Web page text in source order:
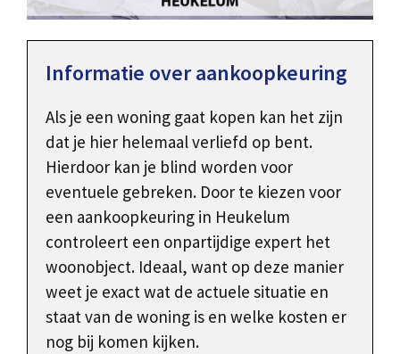
Informatie over aankoopkeuring
Als je een woning gaat kopen kan het zijn
dat je hier helemaal verliefd op bent.
Hierdoor kan je blind worden voor
eventuele gebreken. Door te kiezen voor
een aankoopkeuring in Heukelum
controleert een onpartijdige expert het
woonobject. Ideaal, want op deze manier
weet je exact wat de actuele situatie en
staat van de woning is en welke kosten er
nog bij komen kijken.